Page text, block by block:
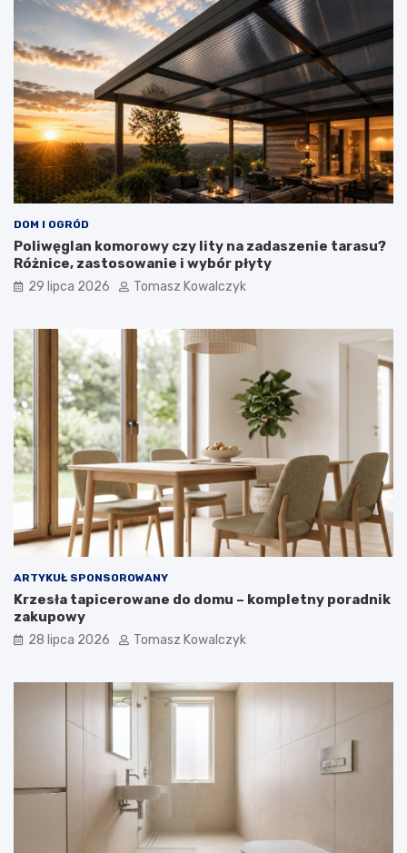
DOM I OGRÓD
Poliwęglan komorowy czy lity na zadaszenie tarasu?
Różnice, zastosowanie i wybór płyty
29 lipca 2026 Tomasz Kowalczyk
ARTYKUŁ SPONSOROWANY
Krzesła tapicerowane do domu – kompletny poradnik
zakupowy
28 lipca 2026 Tomasz Kowalczyk